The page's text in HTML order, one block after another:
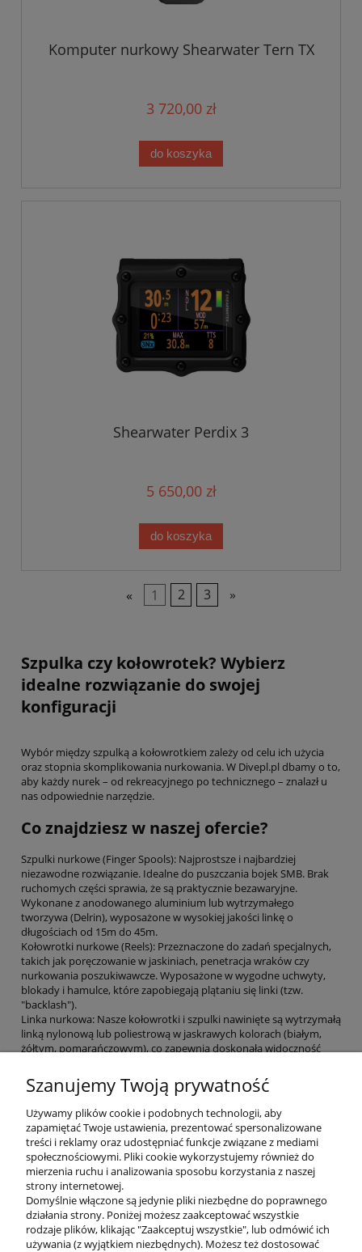
Komputer nurkowy Shearwater Tern TX
3 720,00 zł
do koszyka
Shearwater Perdix 3
5 650,00 zł
do koszyka
« 1 2 3 »
Szpulka czy kołowrotek? Wybierz
idealne rozwiązanie do swojej
konfiguracji
Wybór między szpulką a kołowrotkiem zależy od celu ich użycia
oraz stopnia skomplikowania nurkowania. W Divepl.pl dbamy o to,
aby każdy nurek – od rekreacyjnego po technicznego – znalazł u
nas odpowiednie narzędzie.
Co znajdziesz w naszej ofercie?
Szpulki nurkowe (Finger Spools): Najprostsze i najbardziej
niezawodne rozwiązanie. Idealne do puszczania bojek SMB. Brak
ruchomych części sprawia, że są praktycznie bezawaryjne.
Wykonane z anodowanego aluminium lub wytrzymałego
tworzywa (Delrin), wyposażone w wysokiej jakości linkę o
długościach od 15m do 45m.
Kołowrotki nurkowe (Reels): Przeznaczone do zadań specjalnych,
takich jak poręczowanie w jaskiniach, penetracja wraków czy
nurkowania poszukiwawcze. Wyposażone w wygodne uchwyty,
blokady i hamulce, które zapobiegają plątaniu się linki (tzw.
"backlash").
Linka nurkowa: Nasze kołowrotki i szpulki nawinięte są wytrzymałą
linką nylonową lub poliestrową w jaskrawych kolorach (białym,
żółtym, pomarańczowym), co zapewnia doskonałą widoczność
Karabińczyki Double Enders: Większość naszych szpulek
dostarczana jest w zestawie z dwustronnym karabińczykiem ze
stali nierdzewnej, co pozwala na natychmiastowe użycie sprzętu
po wyjęciu z pudełka.
Zalety profesjonalnego sprzętu z
Divepl.pl:
Stawiamy na konstrukcje odporne na korozję i działanie słonej
wody. Nasze kołowrotki są zaprojektowane tak, aby można było je
obsługiwać nawet w grubych rękawicach nurkowych, co jest
kluczowe w zimnych wodach.
Szanujemy Twoją prywatność
Używamy plików cookie i podobnych technologii, aby
zapamiętać Twoje ustawienia, prezentować spersonalizowane
treści i reklamy oraz udostępniać funkcje związane z mediami
społecznościowymi. Pliki cookie wykorzystujemy również do
mierzenia ruchu i analizowania sposobu korzystania z naszej
strony internetowej.
Domyślnie włączone są jedynie pliki niezbędne do poprawnego
działania strony. Poniżej możesz zaakceptować wszystkie
rodzaje plików, klikając "Zaakceptuj wszystkie", lub odmówić ich
używania (z wyjątkiem niezbędnych). Możesz też dostosować